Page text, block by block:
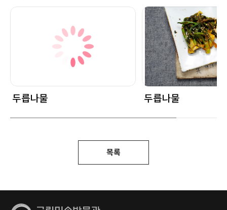
두릅나물 두릅나물
목록